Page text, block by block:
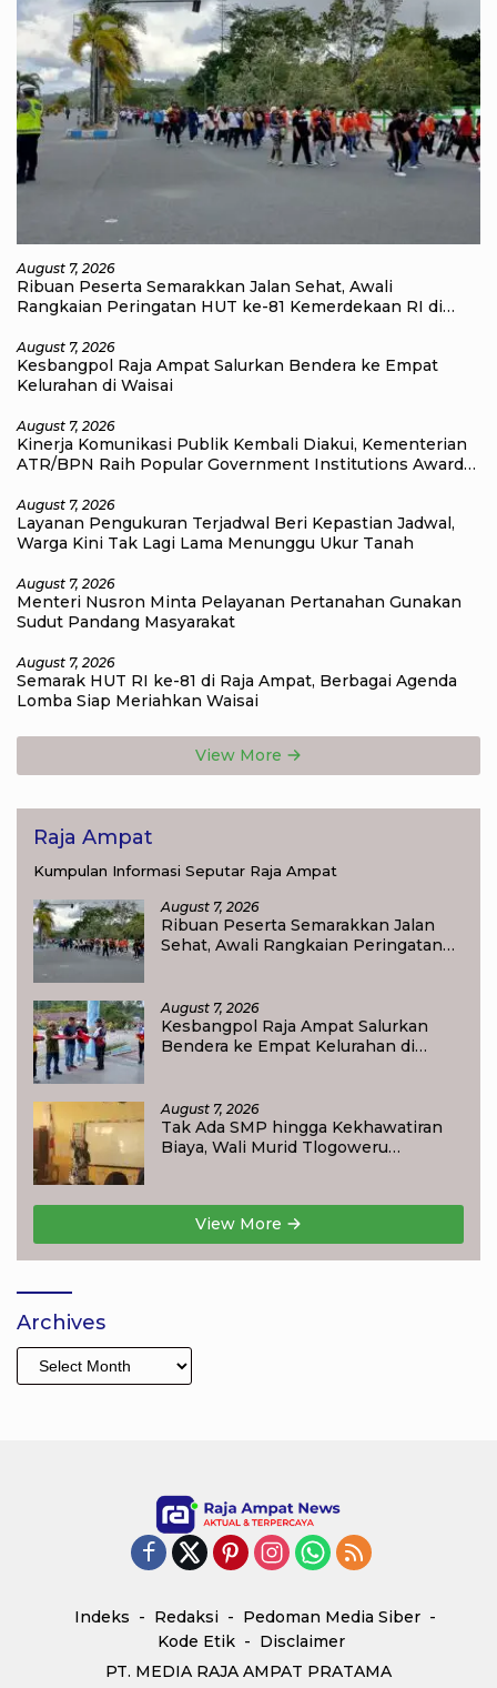
August 7, 2026
Ribuan Peserta Semarakkan Jalan Sehat, Awali
Rangkaian Peringatan HUT ke-81 Kemerdekaan RI di
August 7, 2026
Kesbangpol Raja Ampat Salurkan Bendera ke Empat
Kelurahan di Waisai
August 7, 2026
Kinerja Komunikasi Publik Kembali Diakui, Kementerian
ATR/BPN Raih Popular Government Institutions Award
August 7, 2026
Layanan Pengukuran Terjadwal Beri Kepastian Jadwal,
Warga Kini Tak Lagi Lama Menunggu Ukur Tanah
August 7, 2026
Menteri Nusron Minta Pelayanan Pertanahan Gunakan
Sudut Pandang Masyarakat
August 7, 2026
Semarak HUT RI ke-81 di Raja Ampat, Berbagai Agenda
Lomba Siap Meriahkan Waisai
View More
Raja Ampat
Kumpulan Informasi Seputar Raja Ampat
August 7, 2026
Ribuan Peserta Semarakkan Jalan
Sehat, Awali Rangkaian Peringatan
August 7, 2026
Kesbangpol Raja Ampat Salurkan
Bendera ke Empat Kelurahan di
August 7, 2026
Tak Ada SMP hingga Kekhawatiran
Biaya, Wali Murid Tlogoweru
View More
Archives
Archives
Indeks Redaksi
Pedoman Media Siber
Kode Etik
Disclaimer
PT. MEDIA RAJA AMPAT PRATAMA